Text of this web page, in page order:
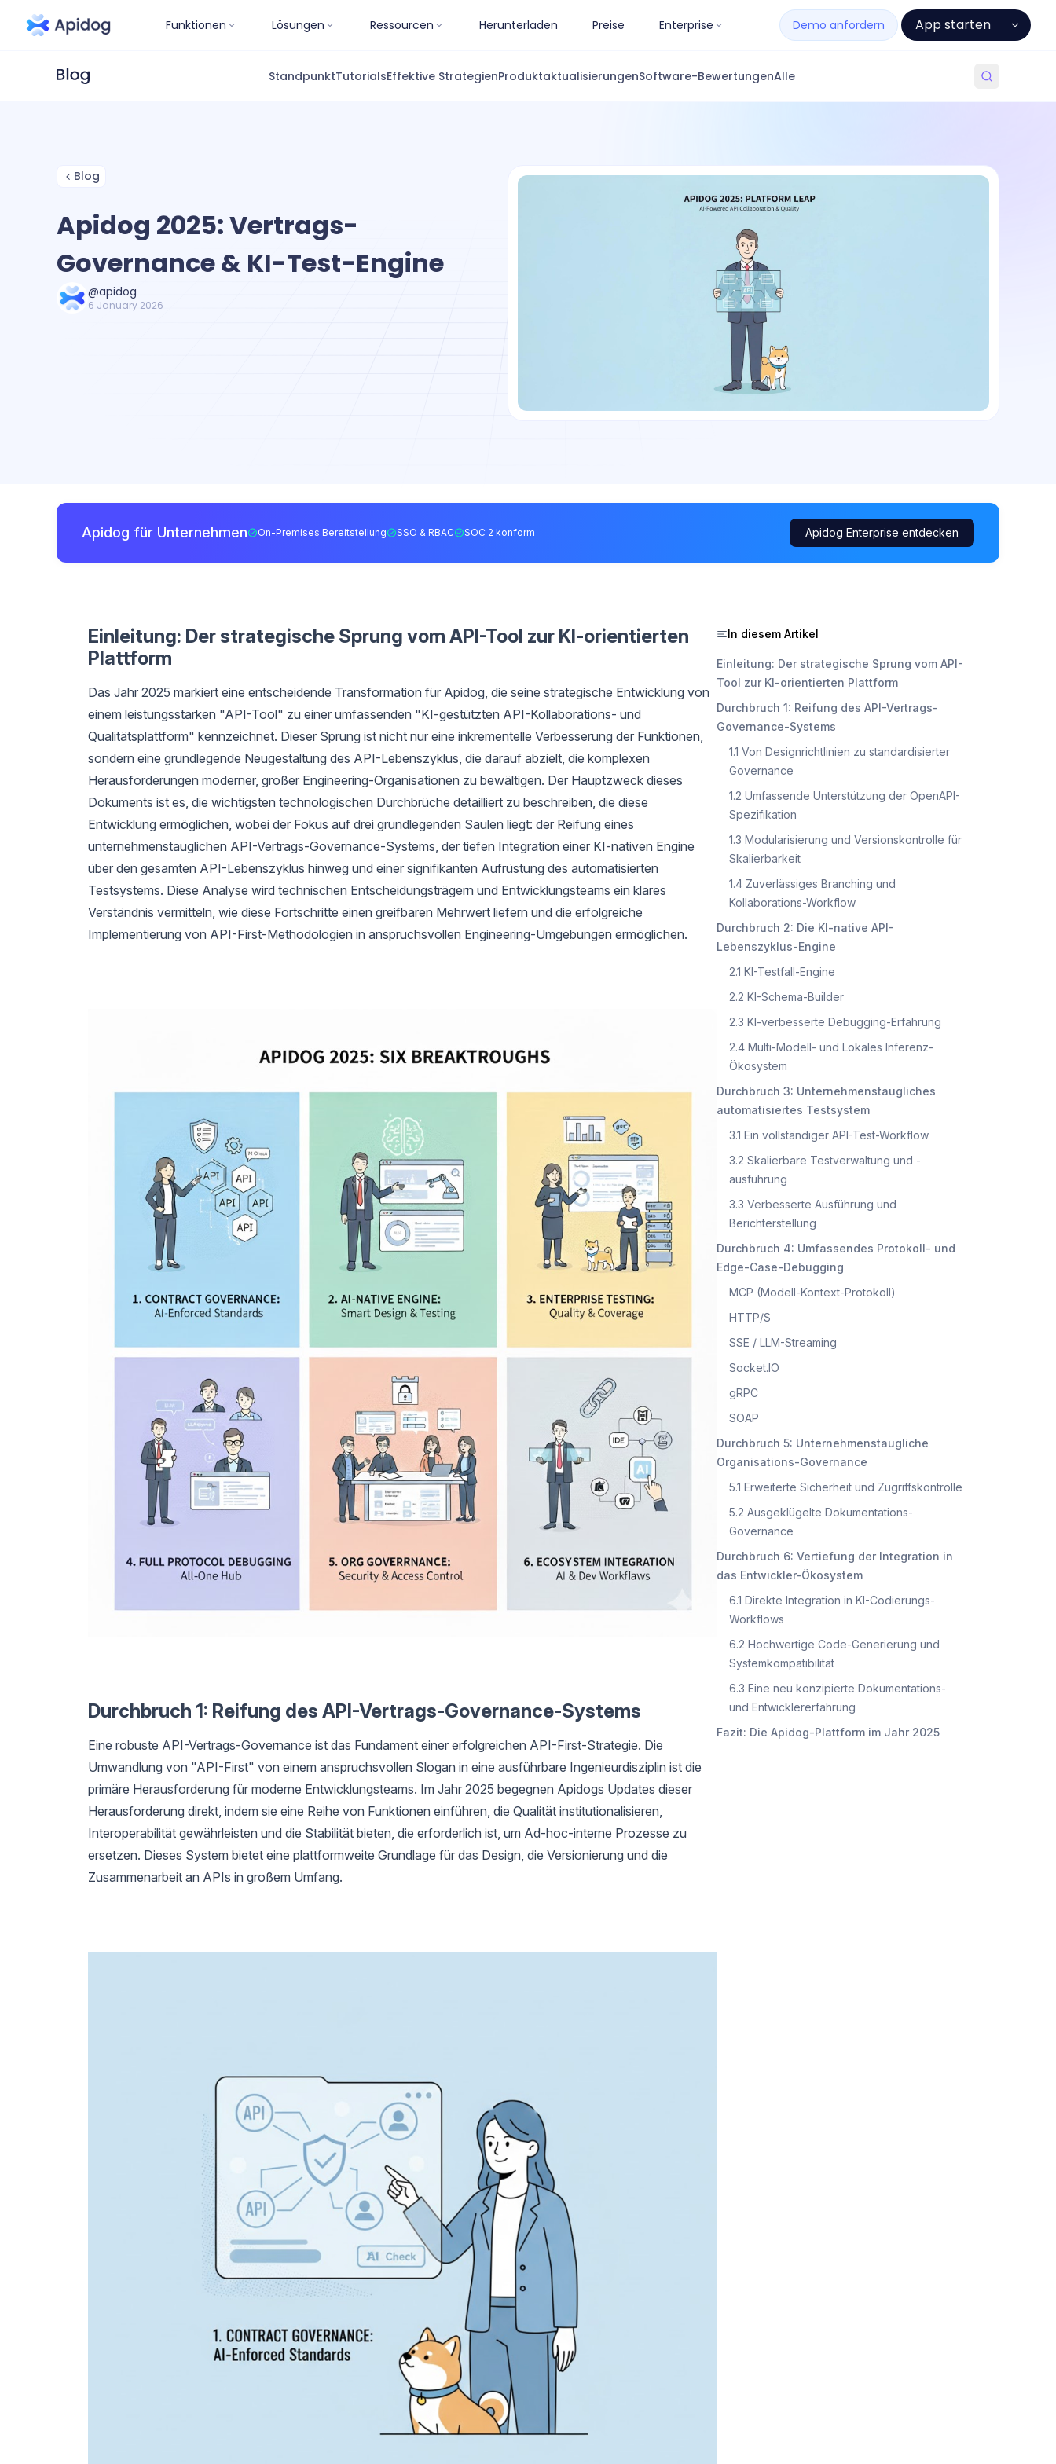
Funktionen Lösungen Ressourcen Herunterladen Preise Enterprise Demo anfordern App starten
StandpunktTutorialsEffektive StrategienProduktaktualisierungenSoftware-BewertungenAlle
Blog
Apidog 2025: Vertrags-
Governance & KI-Test-Engine
@apidog
6 January 2026
Apidog für Unternehmen On-Premises Bereitstellung SSO & RBAC SOC 2 konform Apidog Enterprise entdecken
Einleitung: Der strategische Sprung vom API-Tool zur KI-orientierten
Plattform
Das Jahr 2025 markiert eine entscheidende Transformation für Apidog, die seine strategische Entwicklung von
einem leistungsstarken "API-Tool" zu einer umfassenden "KI-gestützten API-Kollaborations- und
Qualitätsplattform" kennzeichnet. Dieser Sprung ist nicht nur eine inkrementelle Verbesserung der Funktionen,
sondern eine grundlegende Neugestaltung des API-Lebenszyklus, die darauf abzielt, die komplexen
Herausforderungen moderner, großer Engineering-Organisationen zu bewältigen. Der Hauptzweck dieses
Dokuments ist es, die wichtigsten technologischen Durchbrüche detailliert zu beschreiben, die diese
Entwicklung ermöglichen, wobei der Fokus auf drei grundlegenden Säulen liegt: der Reifung eines
unternehmenstauglichen API-Vertrags-Governance-Systems, der tiefen Integration einer KI-nativen Engine
über den gesamten API-Lebenszyklus hinweg und einer signifikanten Aufrüstung des automatisierten
Testsystems. Diese Analyse wird technischen Entscheidungsträgern und Entwicklungsteams ein klares
Verständnis vermitteln, wie diese Fortschritte einen greifbaren Mehrwert liefern und die erfolgreiche
Implementierung von API-First-Methodologien in anspruchsvollen Engineering-Umgebungen ermöglichen.
Durchbruch 1: Reifung des API-Vertrags-Governance-Systems
Eine robuste API-Vertrags-Governance ist das Fundament einer erfolgreichen API-First-Strategie. Die
Umwandlung von "API-First" von einem anspruchsvollen Slogan in eine ausführbare Ingenieurdisziplin ist die
primäre Herausforderung für moderne Entwicklungsteams. Im Jahr 2025 begegnen Apidogs Updates dieser
Herausforderung direkt, indem sie eine Reihe von Funktionen einführen, die Qualität institutionalisieren,
Interoperabilität gewährleisten und die Stabilität bieten, die erforderlich ist, um Ad-hoc-interne Prozesse zu
ersetzen. Dieses System bietet eine plattformweite Grundlage für das Design, die Versionierung und die
Zusammenarbeit an APIs in großem Umfang.
In diesem Artikel
Einleitung: Der strategische Sprung vom API-
Tool zur KI-orientierten Plattform
Durchbruch 1: Reifung des API-Vertrags-
Governance-Systems
1.1 Von Designrichtlinien zu standardisierter
Governance
1.2 Umfassende Unterstützung der OpenAPI-
Spezifikation
1.3 Modularisierung und Versionskontrolle für
Skalierbarkeit
1.4 Zuverlässiges Branching und
Kollaborations-Workflow
Durchbruch 2: Die KI-native API-
Lebenszyklus-Engine
2.1 KI-Testfall-Engine
2.2 KI-Schema-Builder
2.3 KI-verbesserte Debugging-Erfahrung
2.4 Multi-Modell- und Lokales Inferenz-
Ökosystem
Durchbruch 3: Unternehmenstaugliches
automatisiertes Testsystem
3.1 Ein vollständiger API-Test-Workflow
3.2 Skalierbare Testverwaltung und -
ausführung
3.3 Verbesserte Ausführung und
Berichterstellung
Durchbruch 4: Umfassendes Protokoll- und
Edge-Case-Debugging
MCP (Modell-Kontext-Protokoll)
HTTP/S
SSE / LLM-Streaming
Socket.IO
gRPC
SOAP
Durchbruch 5: Unternehmenstaugliche
Organisations-Governance
5.1 Erweiterte Sicherheit und Zugriffskontrolle
5.2 Ausgeklügelte Dokumentations-
Governance
Durchbruch 6: Vertiefung der Integration in
das Entwickler-Ökosystem
6.1 Direkte Integration in KI-Codierungs-
Workflows
6.2 Hochwertige Code-Generierung und
Systemkompatibilität
6.3 Eine neu konzipierte Dokumentations-
und Entwicklererfahrung
Fazit: Die Apidog-Plattform im Jahr 2025